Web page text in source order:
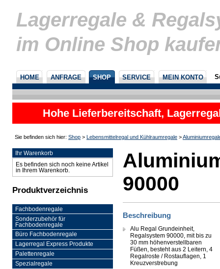
Lagerregale &
im Online Shop
HOME ANFRAGE SHOP SERVICE MEIN KONTO
Hohe Lieferbereitschaft,
nicht
Sie befinden sich hier: Shop > Lebensmittelregal und Kühlraumregale >
Ihr Warenkorb
Es befinden sich noch keine Artikel
in Ihrem Warenkorb.
Produktverzeichnis
Fachbodenregale
Sonderzubehör für
Fachbodenregale
Büro Fachbodenregale
Lagerregal Express Produkte
Palettenregale
Spezialregale
90000
Beschreibung
Alu Regal Grundeinheit,
Regalsystem 90000, mit bis zu
30 mm höhenverstellbaren
Füßen, besteht aus 2 Leitern, 4
Regalroste / Rostauflagen, 1
Kreuzverstrebung